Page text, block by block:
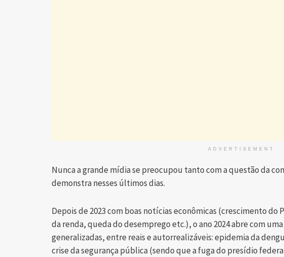
ADVERTISEMENT
Nunca a grande mídia se preocupou tanto com a questão da
demonstra nesses últimos dias.
Depois de 2023 com boas notícias econômicas (crescimento
da renda, queda do desemprego etc.), o ano 2024 abre com
generalizadas, entre reais e autorrealizáveis: epidemia da
crise da segurança pública (sendo que a fuga do presídio